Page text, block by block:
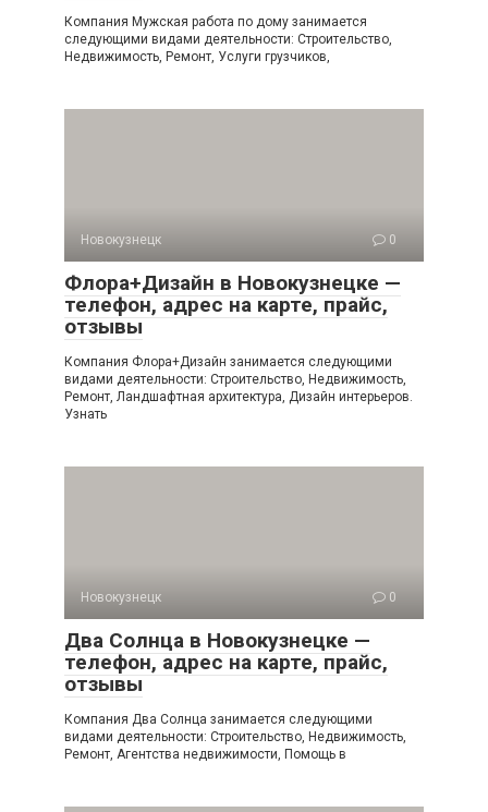
Компания Мужская работа по дому занимается
следующими видами деятельности: Строительство,
Недвижимость, Ремонт, Услуги грузчиков,
Новокузнецк 0
Флора+Дизайн в Новокузнецке —
телефон, адрес на карте, прайс,
отзывы
Компания Флора+Дизайн занимается следующими
видами деятельности: Строительство, Недвижимость,
Ремонт, Ландшафтная архитектура, Дизайн интерьеров.
Узнать
Новокузнецк 0
Два Солнца в Новокузнецке —
телефон, адрес на карте, прайс,
отзывы
Компания Два Солнца занимается следующими
видами деятельности: Строительство, Недвижимость,
Ремонт, Агентства недвижимости, Помощь в